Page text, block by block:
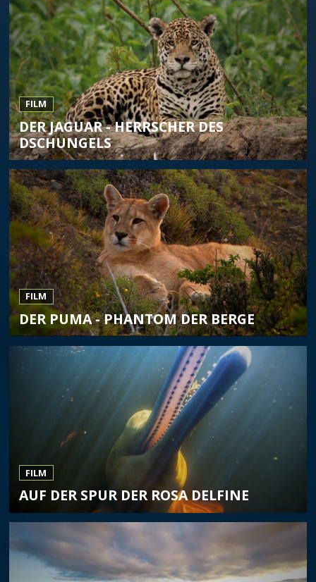
FILM
DER JAGUAR - HERRSCHER DES
DSCHUNGELS
FILM
DER PUMA - PHANTOM DER BERGE
FILM
AUF DER SPUR DER ROSA DELFINE